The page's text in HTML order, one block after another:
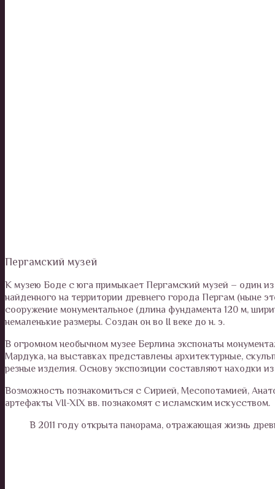
Пергамский музей
К музею Боде с юга примыкает Пергамский музей – один
найденного на территории древнего города Пергам (ныне
сооружение монументальное (длина фундамента 120 м,
немаленькие размеры. Создан он во II веке до н. э.
В огромном необычном музее Берлина экспонаты
Мардука, на выставках представлены архитектурные,
резные изделия. Основу экспозиции составляют находки
Возможность познакомиться с Сирией, Месопотамией,
артефакты VII-XIX вв. познакомят с исламским искусством.
В 2011 году открыта панорама, отражающая жизнь